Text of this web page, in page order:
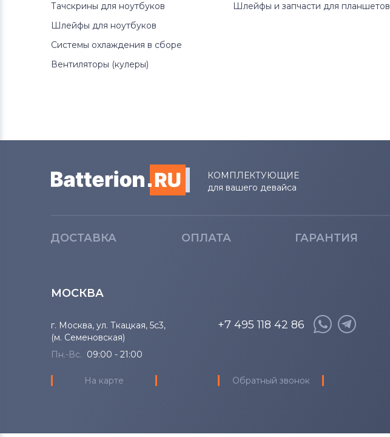
Тачскрины для ноутбуков
Шлейфы для ноутбуков
Системы охлаждения в сборе
Вентиляторы (кулеры)
Шлейфы и запчасти для планшетов
КОМПЛЕКТУЮЩИЕ
для вашего девайса
ДОСТАВКА ОПЛАТА ГАРАНТИЯ
МОСКВА
г. Москва, ул. Ткацкая, 5с3,
(м. Семеновская)
Пн.-Вс. 09:00 - 21:00
На карте
+7 495 118 42 86
Обратный звонок